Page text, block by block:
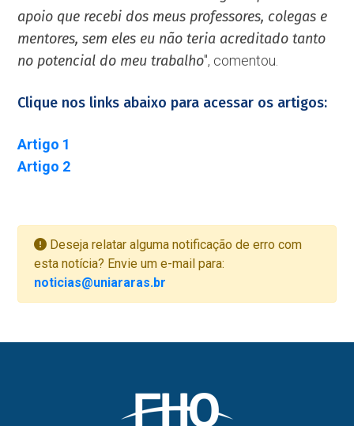
apoio que recebi dos meus professores, colegas e
mentores, sem eles eu não teria acreditado tanto
no potencial do meu trabalho'', comentou.
Clique nos links abaixo para acessar os artigos:
Artigo 1
Artigo 2
Deseja relatar alguma notificação de erro com
esta notícia? Envie um e-mail para:
noticias@uniararas.br